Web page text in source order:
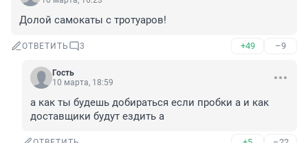
Долой самокаты с тротуаров!
ОТВЕТИТЬ 3 +49 –9
Гость
10 марта, 18:59
а как ты будешь добираться если пробки а и как
доставщики будут ездить а